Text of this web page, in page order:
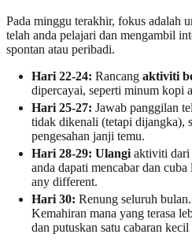
Pada minggu terakhir, fokus adalah
telah anda pelajari dan mengambil
spontan atau peribadi.
Hari 22-24: Rancang aktiviti
dipercayai, seperti minum kopi
Hari 25-27: Jawab panggilan
tidak dikenali (tetapi dijangka),
pengesahan janji temu.
Hari 28-29: Ulangi aktiviti dari
anda dapati mencabar dan
any different.
Hari 30: Renung seluruh
Kemahiran mana yang terasa
dan putuskan satu cabaran